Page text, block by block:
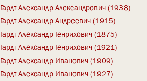
Гардт Александр Александрович (1938)
Гардт Александр Андреевич (1915)
Гардт Александр Генрихович (1875)
Гардт Александр Генрихович (1921)
Гардт Александр Иванович (1909)
Гардт Александр Иванович (1927)